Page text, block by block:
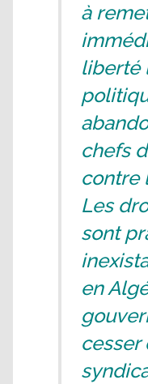
à
liberté
chefs
contre
Les
sont
en
cesser